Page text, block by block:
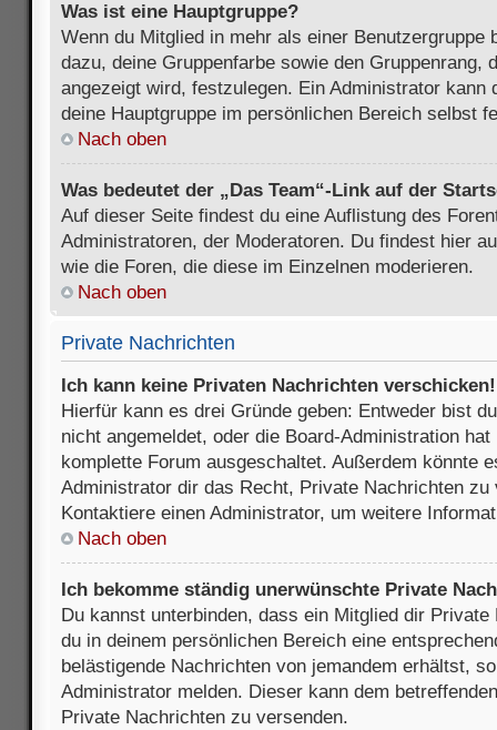
Was ist eine Hauptgruppe?
Wenn du Mitglied in mehr als einer Benutzergruppe
dazu, deine Gruppenfarbe sowie den Gruppenrang,
angezeigt wird, festzulegen. Ein Administrator kann
deine Hauptgruppe im persönlichen Bereich selbst
Nach oben
Was bedeutet der „Das Team“-Link auf der
Auf dieser Seite findest du eine Auflistung des
Administratoren, der Moderatoren. Du findest hier
wie die Foren, die diese im Einzelnen moderieren.
Nach oben
Private Nachrichten
Ich kann keine Privaten Nachrichten verschicken!
Hierfür kann es drei Gründe geben: Entweder bist
nicht angemeldet, oder die Board-Administration
komplette Forum ausgeschaltet. Außerdem könnte
Administrator dir das Recht, Private Nachrichten
Kontaktiere einen Administrator, um weitere
Nach oben
Ich bekomme ständig unerwünschte Private
Du kannst unterbinden, dass ein Mitglied dir
du in deinem persönlichen Bereich eine
belästigende Nachrichten von jemandem erhältst,
Administrator melden. Dieser kann dem
Private Nachrichten zu versenden.